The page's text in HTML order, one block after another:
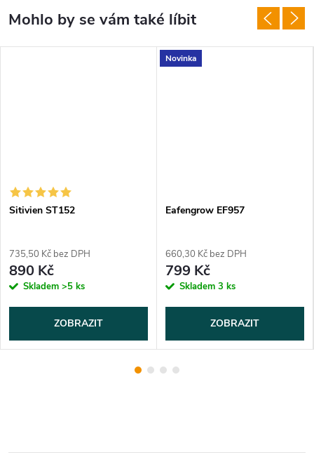
Sitivien ST152
735,50 Kč bez DPH
890 Kč
Skladem >5 ks
ZOBRAZIT
Novinka
Eafengrow EF957
660,30 Kč bez DPH
799 Kč
Skladem 3 ks
ZOBRAZIT